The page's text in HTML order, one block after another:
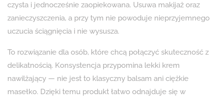
czysta i jednocześnie zaopiekowana. Usuwa makijaż oraz
zanieczyszczenia, a przy tym nie powoduje nieprzyjemnego
uczucia ściągnięcia i nie wysusza.
To rozwiązanie dla osób, które chcą połączyć skuteczność z
delikatnością. Konsystencja przypomina lekki krem
nawilżający — nie jest to klasyczny balsam ani ciężkie
masełko. Dzięki temu produkt łatwo odnajduje się w